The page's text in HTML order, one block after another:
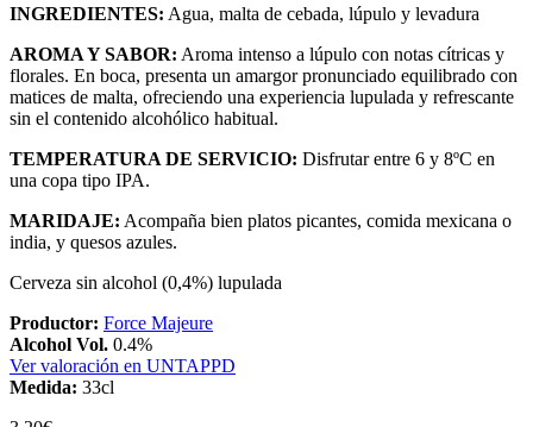
INGREDIENTES: Agua, malta de cebada, lúpulo y levadura
AROMA Y SABOR: Aroma intenso a lúpulo con notas cítricas y
florales. En boca, presenta un amargor pronunciado equilibrado con
matices de malta, ofreciendo una experiencia lupulada y refrescante
sin el contenido alcohólico habitual.
TEMPERATURA DE SERVICIO: Disfrutar entre 6 y 8ºC en
una copa tipo IPA.
MARIDAJE: Acompaña bien platos picantes, comida mexicana o
india, y quesos azules.
Cerveza sin alcohol (0,4%) lupulada
Productor: Force Majeure
Alcohol Vol. 0.4%
Ver valoración en UNTAPPD
Medida: 33cl